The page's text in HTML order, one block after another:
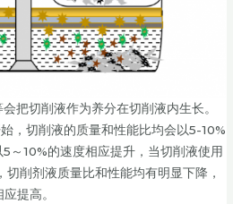
把切削液作为养分在切削液内生长。
，切削液的质量和性能比均会以5-10%
～10%的速度相应提升，当切削液使用
削剂液质量比和性能均有明显下降，
提高。